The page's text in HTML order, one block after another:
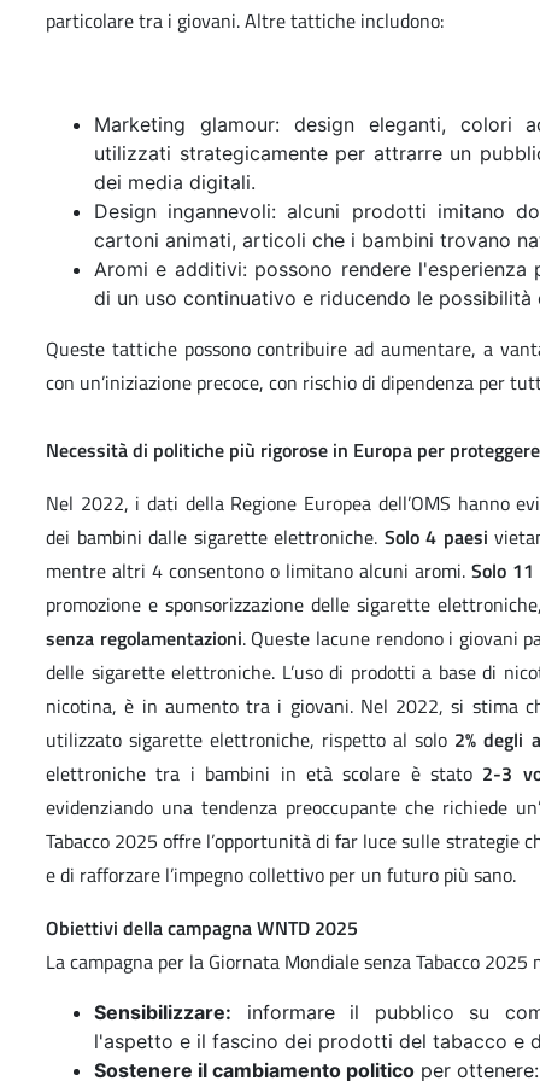
particolare tra i giovani. Altre tattiche includono:
Marketing glamour: design eleganti, colori
utilizzati strategicamente per attrarre un
dei media digitali.
Design ingannevoli: alcuni prodotti imitano
cartoni animati, articoli che i bambini trovano
Aromi e additivi: possono rendere
di un uso continuativo e riducendo le possibilità
Queste tattiche possono contribuire ad aumentare, a
con un’iniziazione precoce, con rischio di dipendenza per
Necessità di politiche più rigorose in Europa per
Nel 2022, i dati della Regione Europea dell’OMS hanno
dei bambini dalle sigarette elettroniche. Solo 4 paesi
mentre altri 4 consentono o limitano alcuni aromi. Solo
promozione e sponsorizzazione delle sigarette
senza regolamentazioni. Queste lacune rendono i giovani
delle sigarette elettroniche. L’uso di prodotti a base di
nicotina, è in aumento tra i giovani. Nel 2022, si stima
utilizzato sigarette elettroniche, rispetto al solo 2% degli
elettroniche tra i bambini in età scolare è stato 2-3
evidenziando una tendenza preoccupante che richiede
Tabacco 2025 offre l’opportunità di far luce sulle strategie
e di rafforzare l’impegno collettivo per un futuro più sano.
Obiettivi della campagna WNTD 2025
La campagna per la Giornata Mondiale senza Tabacco 2025
Sensibilizzare: informare il pubblico su
l'aspetto e il fascino dei prodotti del tabacco e
Sostenere il cambiamento politico per ottenere: